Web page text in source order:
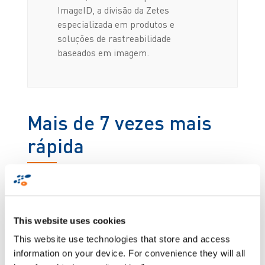
This website uses cookies
This website use technologies that store and access
information on your device. For convenience they will all
ImageID, a divisão da Zetes
especializada em produtos e
soluções de rastreabilidade
baseados em imagem.
Mais de 7 vezes mais
rápida
Ao automatizar totalmente as operações de leitura
também é mais de 7 vezes mais rápida do que a
anterior solução de rastreabilidade da Seachill,
que recorria a leitores portáteis. De facto, a